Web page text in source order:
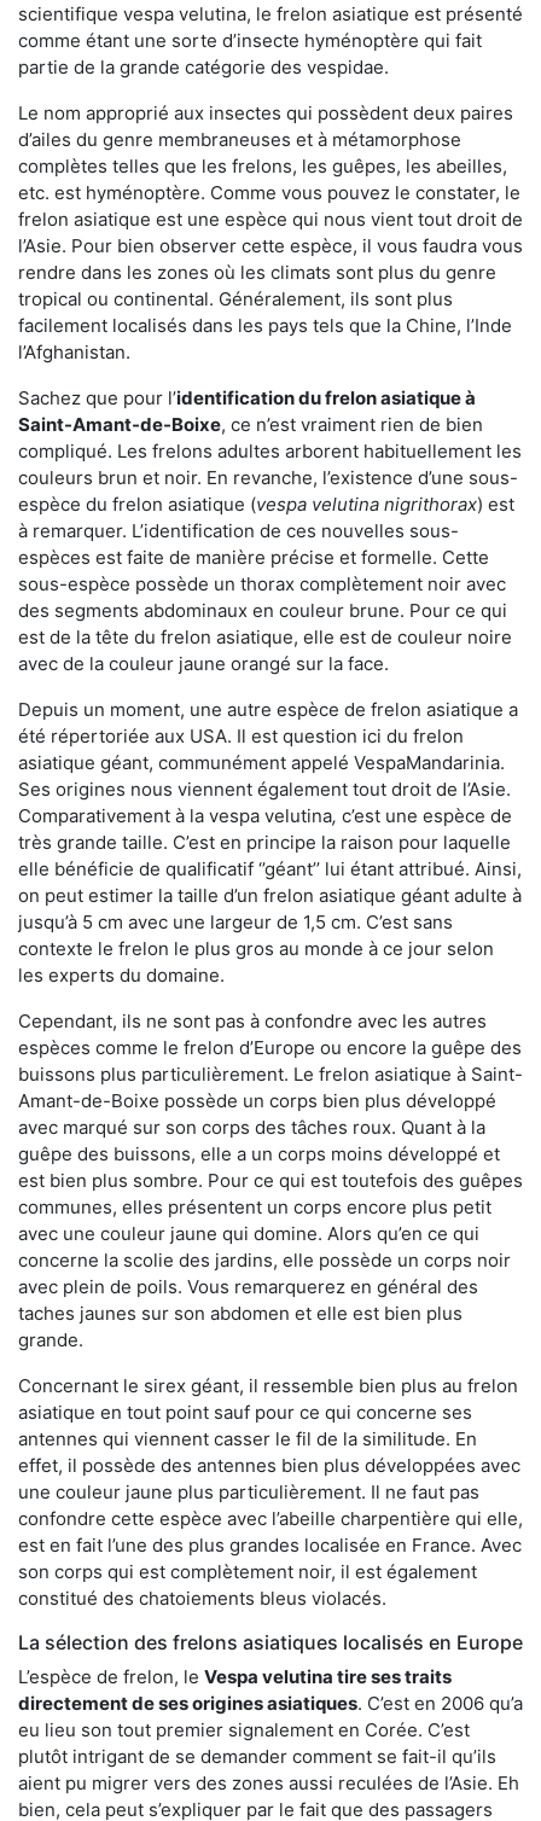
scientifique vespa velutina, le frelon asiatique est présenté
comme étant une sorte d’insecte hyménoptère qui fait
partie de la grande catégorie des vespidae.
Le nom approprié aux insectes qui possèdent deux paires
d’ailes du genre membraneuses et à métamorphose
complètes telles que les frelons, les guêpes, les abeilles,
etc. est hyménoptère. Comme vous pouvez le constater, le
frelon asiatique est une espèce qui nous vient tout droit de
l’Asie. Pour bien observer cette espèce, il vous faudra vous
rendre dans les zones où les climats sont plus du genre
tropical ou continental. Généralement, ils sont plus
facilement localisés dans les pays tels que la Chine, l’Inde
l’Afghanistan.
Sachez que pour l’identification du frelon asiatiqueà
Saint-Amant-de-Boixe, ce n’est vraiment rien de bien
compliqué. Les frelons adultes arborent habituellement les
couleurs brun et noir. En revanche, l’existence d’une sous-
espèce du frelon asiatique (vespa velutina nigrithorax) est
à remarquer. L’identification de ces nouvelles sous-
espèces est faite de manière précise et formelle. Cette
sous-espèce possède un thorax complètement noir avec
des segments abdominaux en couleur brune. Pour ce qui
est de la tête du frelon asiatique, elle est de couleur noire
avec de la couleur jaune orangé sur la face.
Depuis un moment, une autre espèce de frelon asiatique a
été répertoriée aux USA. Il est question ici du frelon
asiatique géant, communément appelé VespaMandarinia.
Ses origines nous viennent également tout droit de l’Asie.
Comparativement à la vespa velutina, c’est une espèce de
très grande taille. C’est en principe la raison pour laquelle
elle bénéficie de qualificatif ‘’géant’’ lui étant attribué. Ainsi,
on peut estimer la taille d’un frelon asiatique géant adulte à
jusqu’à 5 cm avec une largeur de 1,5 cm. C’est sans
contexte le frelon le plus gros au monde à ce jour selon
les experts du domaine.
Cependant, ils ne sont pas à confondre avec les autres
espèces comme le frelon d’Europe ou encore la guêpe des
buissons plus particulièrement. Le frelon asiatique à Saint-
Amant-de-Boixe possède un corps bien plus développé
avec marqué sur son corps des tâches roux. Quant à la
guêpe des buissons, elle a un corps moins développé et
est bien plus sombre. Pour ce qui est toutefois des guêpes
communes, elles présentent un corps encore plus petit
avec une couleur jaune qui domine. Alors qu’en ce qui
concerne la scolie des jardins, elle possède un corps noir
avec plein de poils. Vous remarquerez en général des
taches jaunes sur son abdomen et elle est bien plus
grande.
Concernant le sirex géant, il ressemble bien plus au frelon
asiatique en tout point sauf pour ce qui concerne ses
antennes qui viennent casser le fil de la similitude. En
effet, il possède des antennes bien plus développées avec
une couleur jaune plus particulièrement. Il ne faut pas
confondre cette espèce avec l’abeille charpentière qui elle,
est en fait l’une des plus grandes localisée en France. Avec
son corps qui est complètement noir, il est également
constitué des chatoiements bleus violacés.
La sélection des frelons asiatiques localisés en Europe
L’espèce de frelon, le Vespa velutina tire ses traits
directement de ses origines asiatiques. C’est en 2006 qu’a
eu lieu son tout premier signalement en Corée. C’est
plutôt intrigant de se demander comment se fait-il qu’ils
aient pu migrer vers des zones aussi reculées de l’Asie. Eh
bien, cela peut s’expliquer par le fait que des passagers